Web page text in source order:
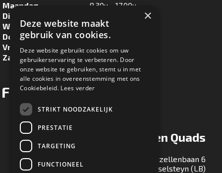
Maandag
8.30u - 17.00u
Dinsdag
Woensdag
8.30u - 17.00u
Donderdag
8.30u - 17.00u
Vrijdag
8.30u - 17.00u
Zaterdag
8.30u - 16.00u
Facebook
Ton Maessen Quads
Gezellenbaan 6
5813 EA Ysselsteyn (LB)
×
Deze website maakt
gebruik van cookies.
Deze website gebruikt cookies om uw
gebruikerservaring te verbeteren. Door
onze website te gebruiken, stemt u in met
alle cookies in overeenstemming met ons
Cookiebeleid. Lees verder
STRIKT NOODZAKELIJK
PRESTATIE
TARGETING
FUNCTIONEEL